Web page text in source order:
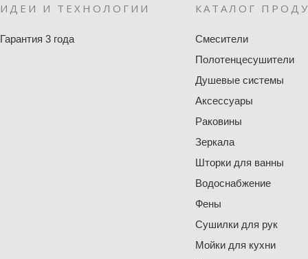
ИДЕИ И ТЕХНОЛОГИИ
Гарантия 3 года
КАТАЛОГ
Смесители
Полотенцесушители
Душевые системы
Аксессуары
Раковины
Зеркала
Шторки для ванны
Водоснабжение
Фены
Сушилки для рук
Мойки для кухни